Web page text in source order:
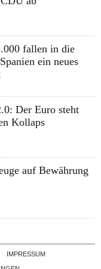
fallen in die
ein neues
Der Euro steht
Kollaps
auf Bewährung
IMPRESSUM